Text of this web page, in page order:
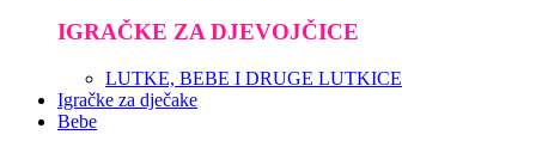
IGRAČKE ZA DJEVOJČICE
LUTKE, BEBE I DRUGE LUTKICE
Igračke za dječake
Bebe